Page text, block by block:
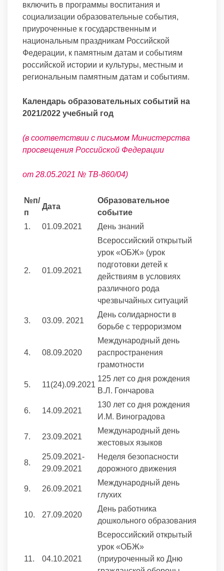
включить в программы воспитания и
социализации образовательные события,
приуроченные к государственным и
национальным праздникам Российской
Федерации, к памятным датам и событиям
российской истории и культуры, местным и
региональным памятным датам и событиям.
Календарь образовательных событий на
2021/2022 учебный год
(в соответствии с письмом Министерства
просвещения Российской Федерации
от 28.05.2021 № ТВ-860/04)
№п/
п
Дата
Образовательное
событие
1.
01.09.2021 День знаний
2. 01.09.2021
Всероссийский открытый
урок «ОБЖ» (урок
подготовки детей к
действиям в условиях
различного рода
чрезвычайных ситуаций
3. 03.09. 2021
День солидарности в
борьбе с терроризмом
4. 08.09.2020
Международный день
распространения
грамотности
5. 11(24).09.2021
125 лет со дня рождения
В.Л. Гончарова
6. 14.09.2021
130 лет со дня рождения
И.М. Виноградова
7. 23.09.2021
Международный день
жестовых языков
8.
25.09.2021-
29.09.2021
Неделя безопасности
дорожного движения
9. 26.09.2021
Международный день
глухих
10. 27.09.2020
День работника
дошкольного образования
11. 04.10.2021
Всероссийский открытый
урок «ОБЖ»
(приуроченный ко Дню